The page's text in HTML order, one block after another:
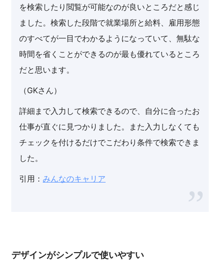
を検索したり閲覧が可能なのが良いところだと感じ
ました。検索した段階で就業場所と給料、雇用形態
のすべてが一目でわかるようになっていて、無駄な
時間を省くことができるのが最も優れているところ
だと思います。
（GKさん）
詳細まで入力して検索できるので、自分に合ったお
仕事が直ぐに見つかりました。また入力しなくても
チェックを付けるだけでこだわり条件で検索できま
した。
引用： みんなのキャリア
デザインがシンプルで使いやすい